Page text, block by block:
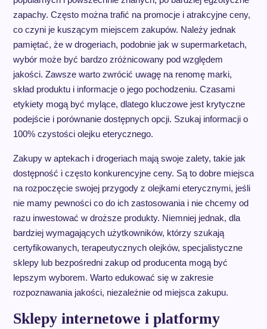
zapachy. Często można trafić na promocje i atrakcyjne ceny,
co czyni je kuszącym miejscem zakupów. Należy jednak
pamiętać, że w drogeriach, podobnie jak w supermarketach,
wybór może być bardzo zróżnicowany pod względem
jakości. Zawsze warto zwrócić uwagę na renomę marki,
skład produktu i informacje o jego pochodzeniu. Czasami
etykiety mogą być mylące, dlatego kluczowe jest krytyczne
podejście i porównanie dostępnych opcji. Szukaj informacji o
100% czystości olejku eterycznego.
Zakupy w aptekach i drogeriach mają swoje zalety, takie jak
dostępność i często konkurencyjne ceny. Są to dobre miejsca
na rozpoczęcie swojej przygody z olejkami eterycznymi, jeśli
nie mamy pewności co do ich zastosowania i nie chcemy od
razu inwestować w droższe produkty. Niemniej jednak, dla
bardziej wymagających użytkowników, którzy szukają
certyfikowanych, terapeutycznych olejków, specjalistyczne
sklepy lub bezpośredni zakup od producenta mogą być
lepszym wyborem. Warto edukować się w zakresie
rozpoznawania jakości, niezależnie od miejsca zakupu.
Sklepy internetowe i platformy